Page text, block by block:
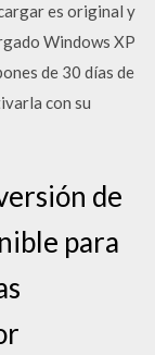
es original y
Windows XP
de 30 días de
con su
de
para